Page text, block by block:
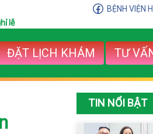
BỆNH VIỆN
lễ
ĐẶT LỊCH KHÁM TƯ
TIN NỔI BẬT